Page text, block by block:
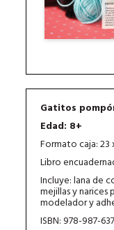
Gatitos
Edad: 8+
Formato caja: 23
Libro
Incluye: lana de
mejillas y
modelador y
ISBN: 978-987-